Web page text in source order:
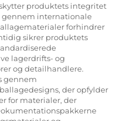
produktets integritet
internationale
forhindrer
sikrer produktets
lagerdrifts- og
og detailhandlere.
gennem
der opfylder
for materialer, der